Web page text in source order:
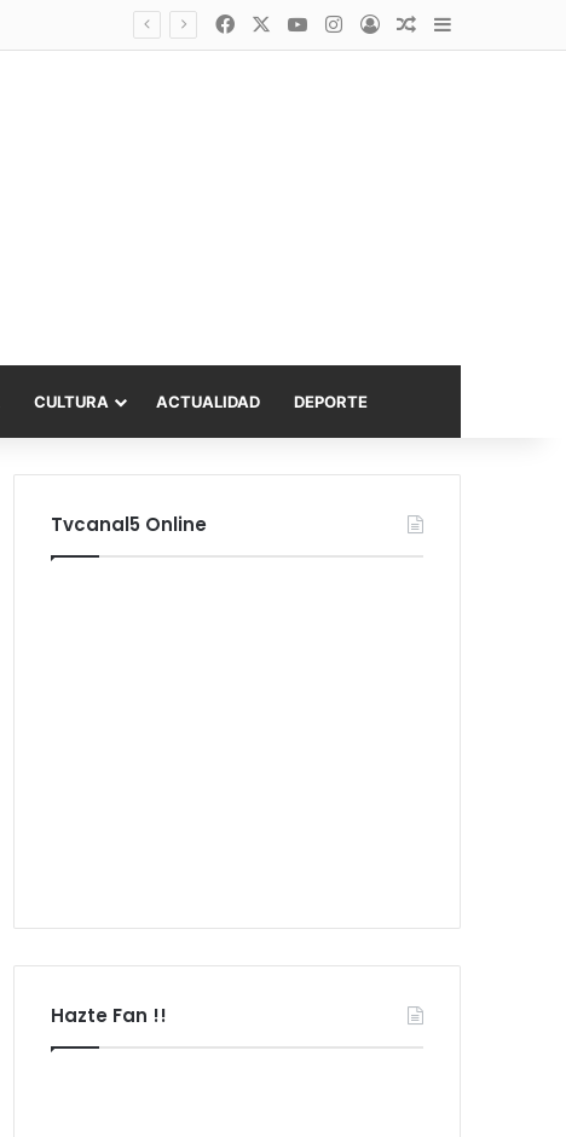
FacebookYouTubeInstagram
AccesoPublicación al
Barra lateral
CULTURA ACTUALIDAD DEPORTE
Tvcanal5 Online
Hazte Fan !!